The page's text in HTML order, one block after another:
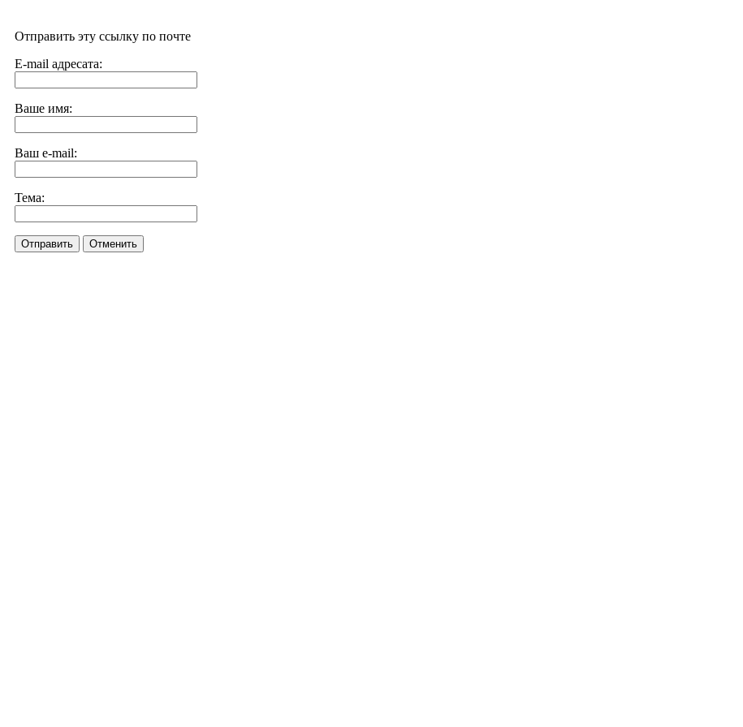
Отправить эту ссылку по почте
E-mail адресата:
Ваше имя:
Ваш e-mail:
Тема:
Отправить Отменить